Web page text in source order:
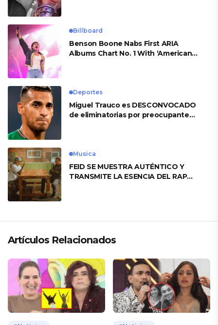
Billboard
Benson Boone Nabs First ARIA
Albums Chart No. 1 With ‘American
Deportes
Miguel Trauco es DESCONVOCADO
de eliminatorias por preocupante
Musica
FEID SE MUESTRA AUTÉNTICO Y
TRANSMITE LA ESENCIA DEL RAP
Artículos Relacionados